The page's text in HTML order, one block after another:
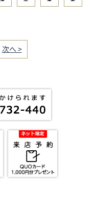
次へ >